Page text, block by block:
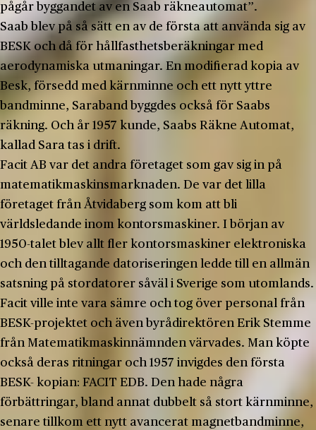
pågår byggandet av en Saab räkneautomat”.
Saab blev på så sätt en av de första att använda sig av
BESK och då för hållfasthetsberäkningar med
aerodynamiska utmaningar. En modifierad kopia av
Besk, försedd med kärnminne och ett nytt yttre
bandminne, Saraband byggdes också för Saabs
räkning. Och år 1957 kunde, Saabs Räkne Automat,
kallad Sara tas i drift.
Facit AB var det andra företaget som gav sig in på
matematikmaskinsmarknaden. De var det lilla
företaget från Åtvidaberg som kom att bli
världsledande inom kontorsmaskiner. I början av
1950-talet blev allt fler kontorsmaskiner elektroniska
och den tilltagande datoriseringen ledde till en allmän
satsning på stordatorer såväl i Sverige som utomlands.
Facit ville inte vara sämre och tog över personal från
BESK-projektet och även byrådirektören Erik Stemme
från Matematikmaskinnämnden värvades. Man köpte
också deras ritningar och 1957 invigdes den första
BESK- kopian: FACIT EDB. Den hade några
förbättringar, bland annat dubbelt så stort kärnminne,
senare tillkom ett nytt avancerat magnetbandminne,